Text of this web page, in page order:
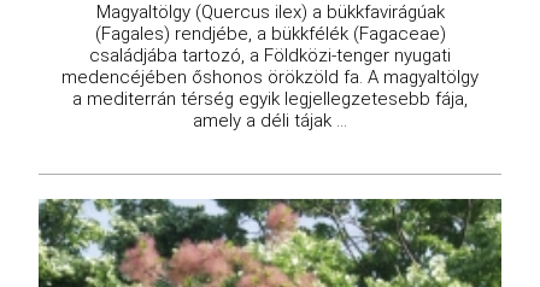
Magyaltölgy (Quercus ilex) a bükkfavirágúak
(Fagales) rendjébe, a bükkfélék (Fagaceae)
családjába tartozó, a Földközi-tenger nyugati
medencéjében őshonos örökzöld fa. A magyaltölgy
a mediterrán térség egyik legjellegzetesebb fája,
amely a déli tájak ...